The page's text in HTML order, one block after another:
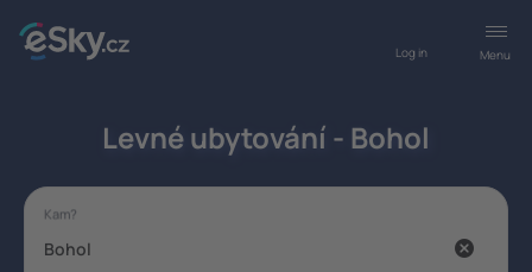
Menu
Log in
Levné ubytování - Bohol